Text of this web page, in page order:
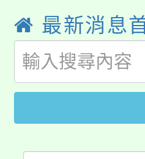
局官網。
8月14至
開!
115年桃
田徑場及
桃園市低
視費優惠
大園自造
份教師增
大溪自造
最新消息